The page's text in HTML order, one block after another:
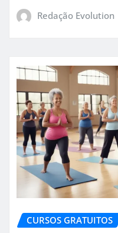
Redação Evolution
CURSOS GRATUITOS